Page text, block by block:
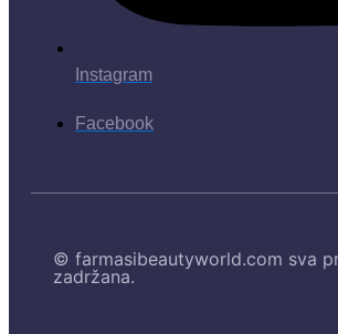
Instagram
Facebook
© farmasibeautyworld.com sva
zadržana.